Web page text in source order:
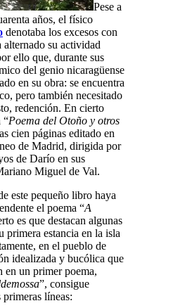
Pese a
años, el físico
denotaba los excesos con
su actividad
ello que, durante sus
del genio nicaragüense
en su obra: se encuentra
pero también necesitado
redención. En cierto
“Poema del Otoño y otros
cien páginas editado en
de Madrid, dirigida por
de Darío en sus
Miguel de Val.
este pequeño libro haya
el poema “A
es que destacan algunas
primera estancia en la isla
en el pueblo de
idealizada y bucólica que
en un primer poema,
”, consigue
líneas: